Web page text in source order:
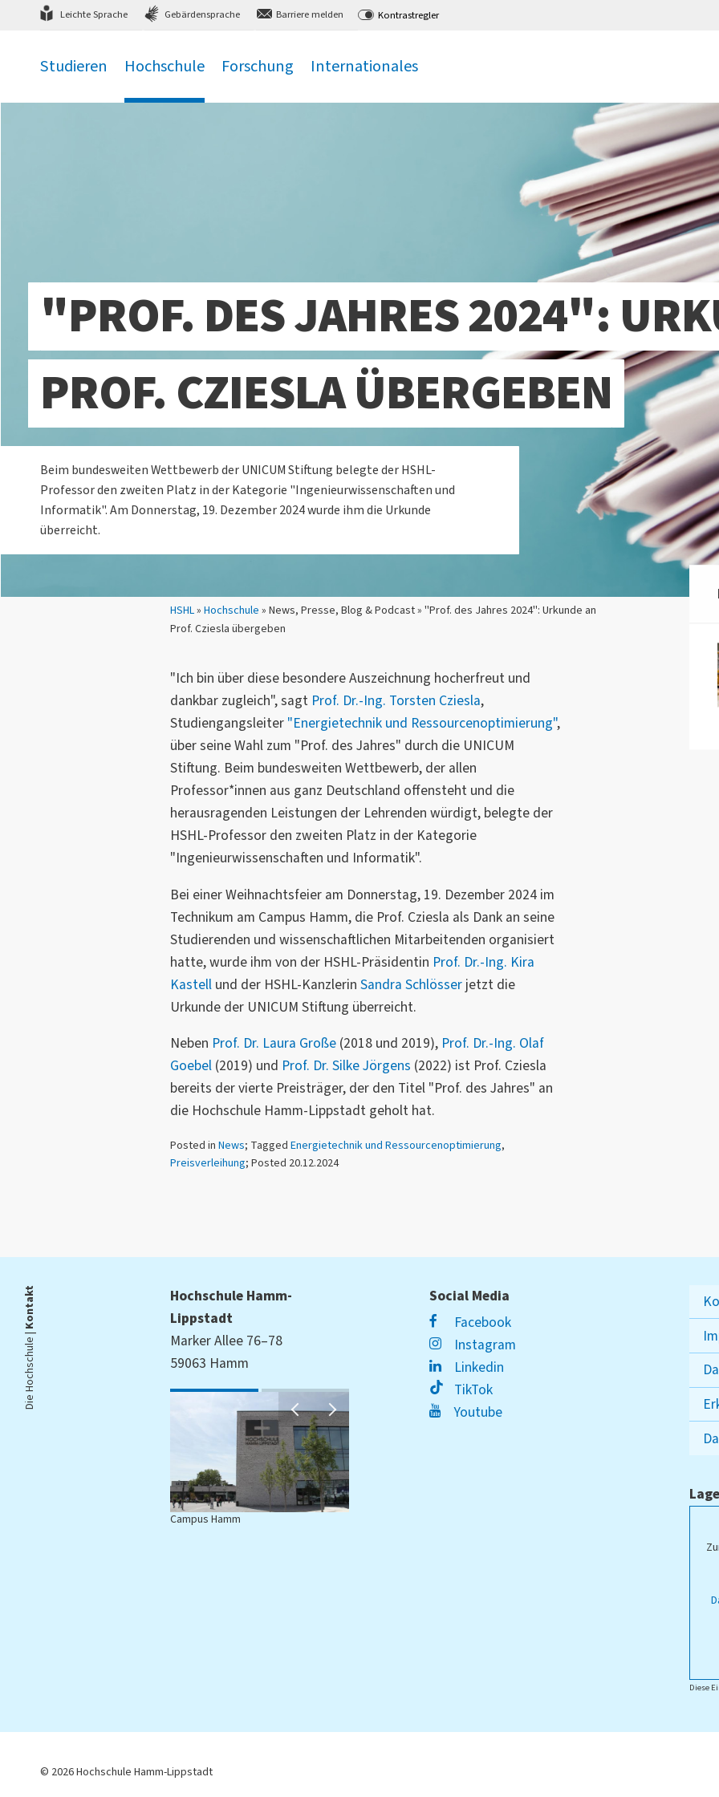
zum Hauptmenü zum Inhalt,
Leichte Sprache Gebärdensprache Barriere melden Kontrastregler
Studieren Hochschule Forschung Internationales
Sie sind hier:
HSHL» Hochschule » News, Presse, Blog & Podcast » "Prof. des Jahres 2024": Urkunde an
Prof. Cziesla übergeben
"PROF. DES JAHRES 2024":
PROF. CZIESLA ÜBERGEBEN
Beim bundesweiten Wettbewerb der UNICUM Stiftung belegte der HSHL-
Professor den zweiten Platz in der Kategorie "Ingenieurwissenschaften und
Informatik". Am Donnerstag, 19. Dezember 2024 wurde ihm die Urkunde
überreicht.
"Ich bin über diese besondere Auszeichnung hocherfreut und
dankbar zugleich", sagt Prof. Dr.-Ing. Torsten Cziesla,
Studiengangsleiter "Energietechnik und Ressourcenoptimierung",
über seine Wahl zum "Prof. des Jahres" durch die UNICUM
Stiftung. Beim bundesweiten Wettbewerb, der allen
Professor*innen aus ganz Deutschland offensteht und die
herausragenden Leistungen der Lehrenden würdigt, belegte der
HSHL-Professor den zweiten Platz in der Kategorie
"Ingenieurwissenschaften und Informatik".
Bei einer Weihnachtsfeier am Donnerstag, 19. Dezember 2024 im
Technikum am Campus Hamm, die Prof. Cziesla als Dank an seine
Studierenden und wissenschaftlichen Mitarbeitenden organisiert
hatte, wurde ihm von der HSHL-Präsidentin Prof. Dr.-Ing. Kira
Kastellund der HSHL-Kanzlerin Sandra Schlösserjetzt die
Urkunde der UNICUM Stiftung überreicht.
Neben Prof. Dr. Laura Große(2018 und 2019), Prof. Dr.-Ing. Olaf
Goebel(2019) und Prof. Dr. Silke Jörgens (2022) ist Prof. Cziesla
bereits der vierte Preisträger, der den Titel "Prof. des Jahres" an
die Hochschule Hamm-Lippstadt geholt hat.
Posted in News; Tagged Energietechnik und Ressourcenoptimierung,
Preisverleihung; Posted 20.12.2024
Die Hochschule |
Kontakt
Hochschule Hamm-
Lippstadt
Marker Allee 76–78
59063 Hamm
Campus Hamm
Social Media
Facebook
Instagram
Linkedin
TikTok
Youtube
Diese
© 2026 Hochschule Hamm-Lippstadt